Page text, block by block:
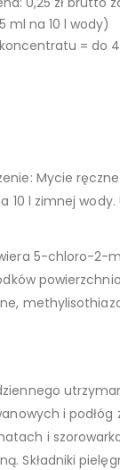
ml na 10 l wody)
koncentratu = do
Mycie
10 l zimnej wody.
5-chloro-2-
i podłóg
i
Składniki